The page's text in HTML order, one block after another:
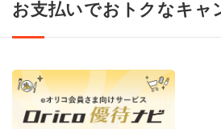
お支払いでおトクなキャ